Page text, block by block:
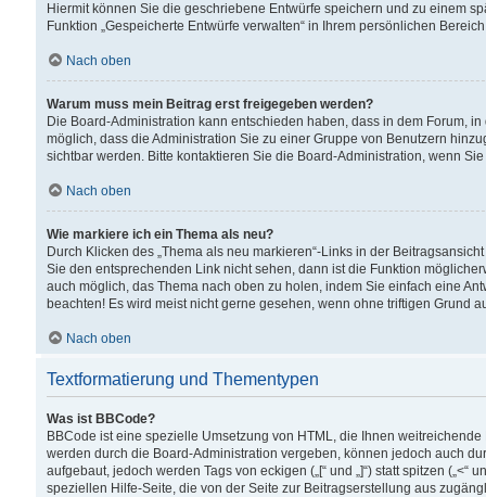
Hiermit können Sie die geschriebene Entwürfe speichern und zu einem
Funktion „Gespeicherte Entwürfe verwalten“ in Ihrem persönlichen
Nach oben
Warum muss mein Beitrag erst freigegeben werden?
Die Board-Administration kann entschieden haben, dass in dem Forum,
möglich, dass die Administration Sie zu einer Gruppe von Benutzern
sichtbar werden. Bitte kontaktieren Sie die Board-Administration, wenn
Nach oben
Wie markiere ich ein Thema als neu?
Durch Klicken des „Thema als neu markieren“-Links in der
Sie den entsprechenden Link nicht sehen, dann ist die Funktion
auch möglich, das Thema nach oben zu holen, indem Sie einfach eine
beachten! Es wird meist nicht gerne gesehen, wenn ohne triftigen Grund
Nach oben
Textformatierung und Thementypen
Was ist BBCode?
BBCode ist eine spezielle Umsetzung von HTML, die Ihnen
werden durch die Board-Administration vergeben, können jedoch auch
aufgebaut, jedoch werden Tags von eckigen („[“ und „]“) statt spitzen
speziellen Hilfe-Seite, die von der Seite zur Beitragserstellung aus